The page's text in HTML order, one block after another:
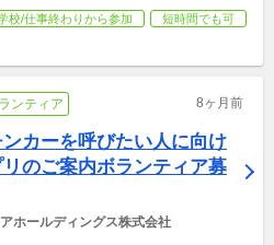
校/仕事終わりから参加
短時間でも可
ンティア 8ヶ月前
カーを呼びたい人に向け
のご案内ボランティア募
ホールディングス株式会社